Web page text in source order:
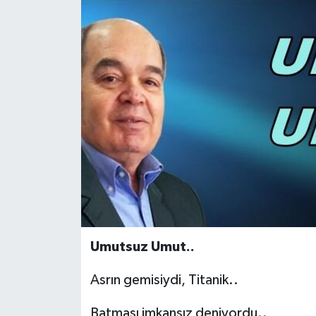
Umutsuz Umut..
Asrın gemisiydi, Titanik..